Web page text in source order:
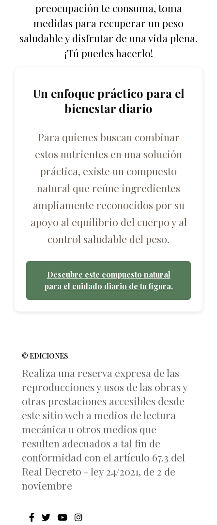
preocupación te consuma, toma
medidas para recuperar un peso
saludable y disfrutar de una vida plena.
¡Tú puedes hacerlo!
Un enfoque práctico para el
bienestar diario
Para quienes buscan combinar
estos nutrientes en una solución
práctica, existe un compuesto
natural que reúne ingredientes
ampliamente reconocidos por su
apoyo al equilibrio del cuerpo y al
control saludable del peso.
Descubre este compuesto natural
para el cuidado diario de tu figura.
© EDICIONES
Realiza una reserva expresa de las
reproducciones y usos de las obras y
otras prestaciones accesibles desde
este sitio web a medios de lectura
mecánica u otros medios que
resulten adecuados a tal fin de
conformidad con el artículo 67.3 del
Real Decreto - ley 24/2021, de 2 de
noviembre